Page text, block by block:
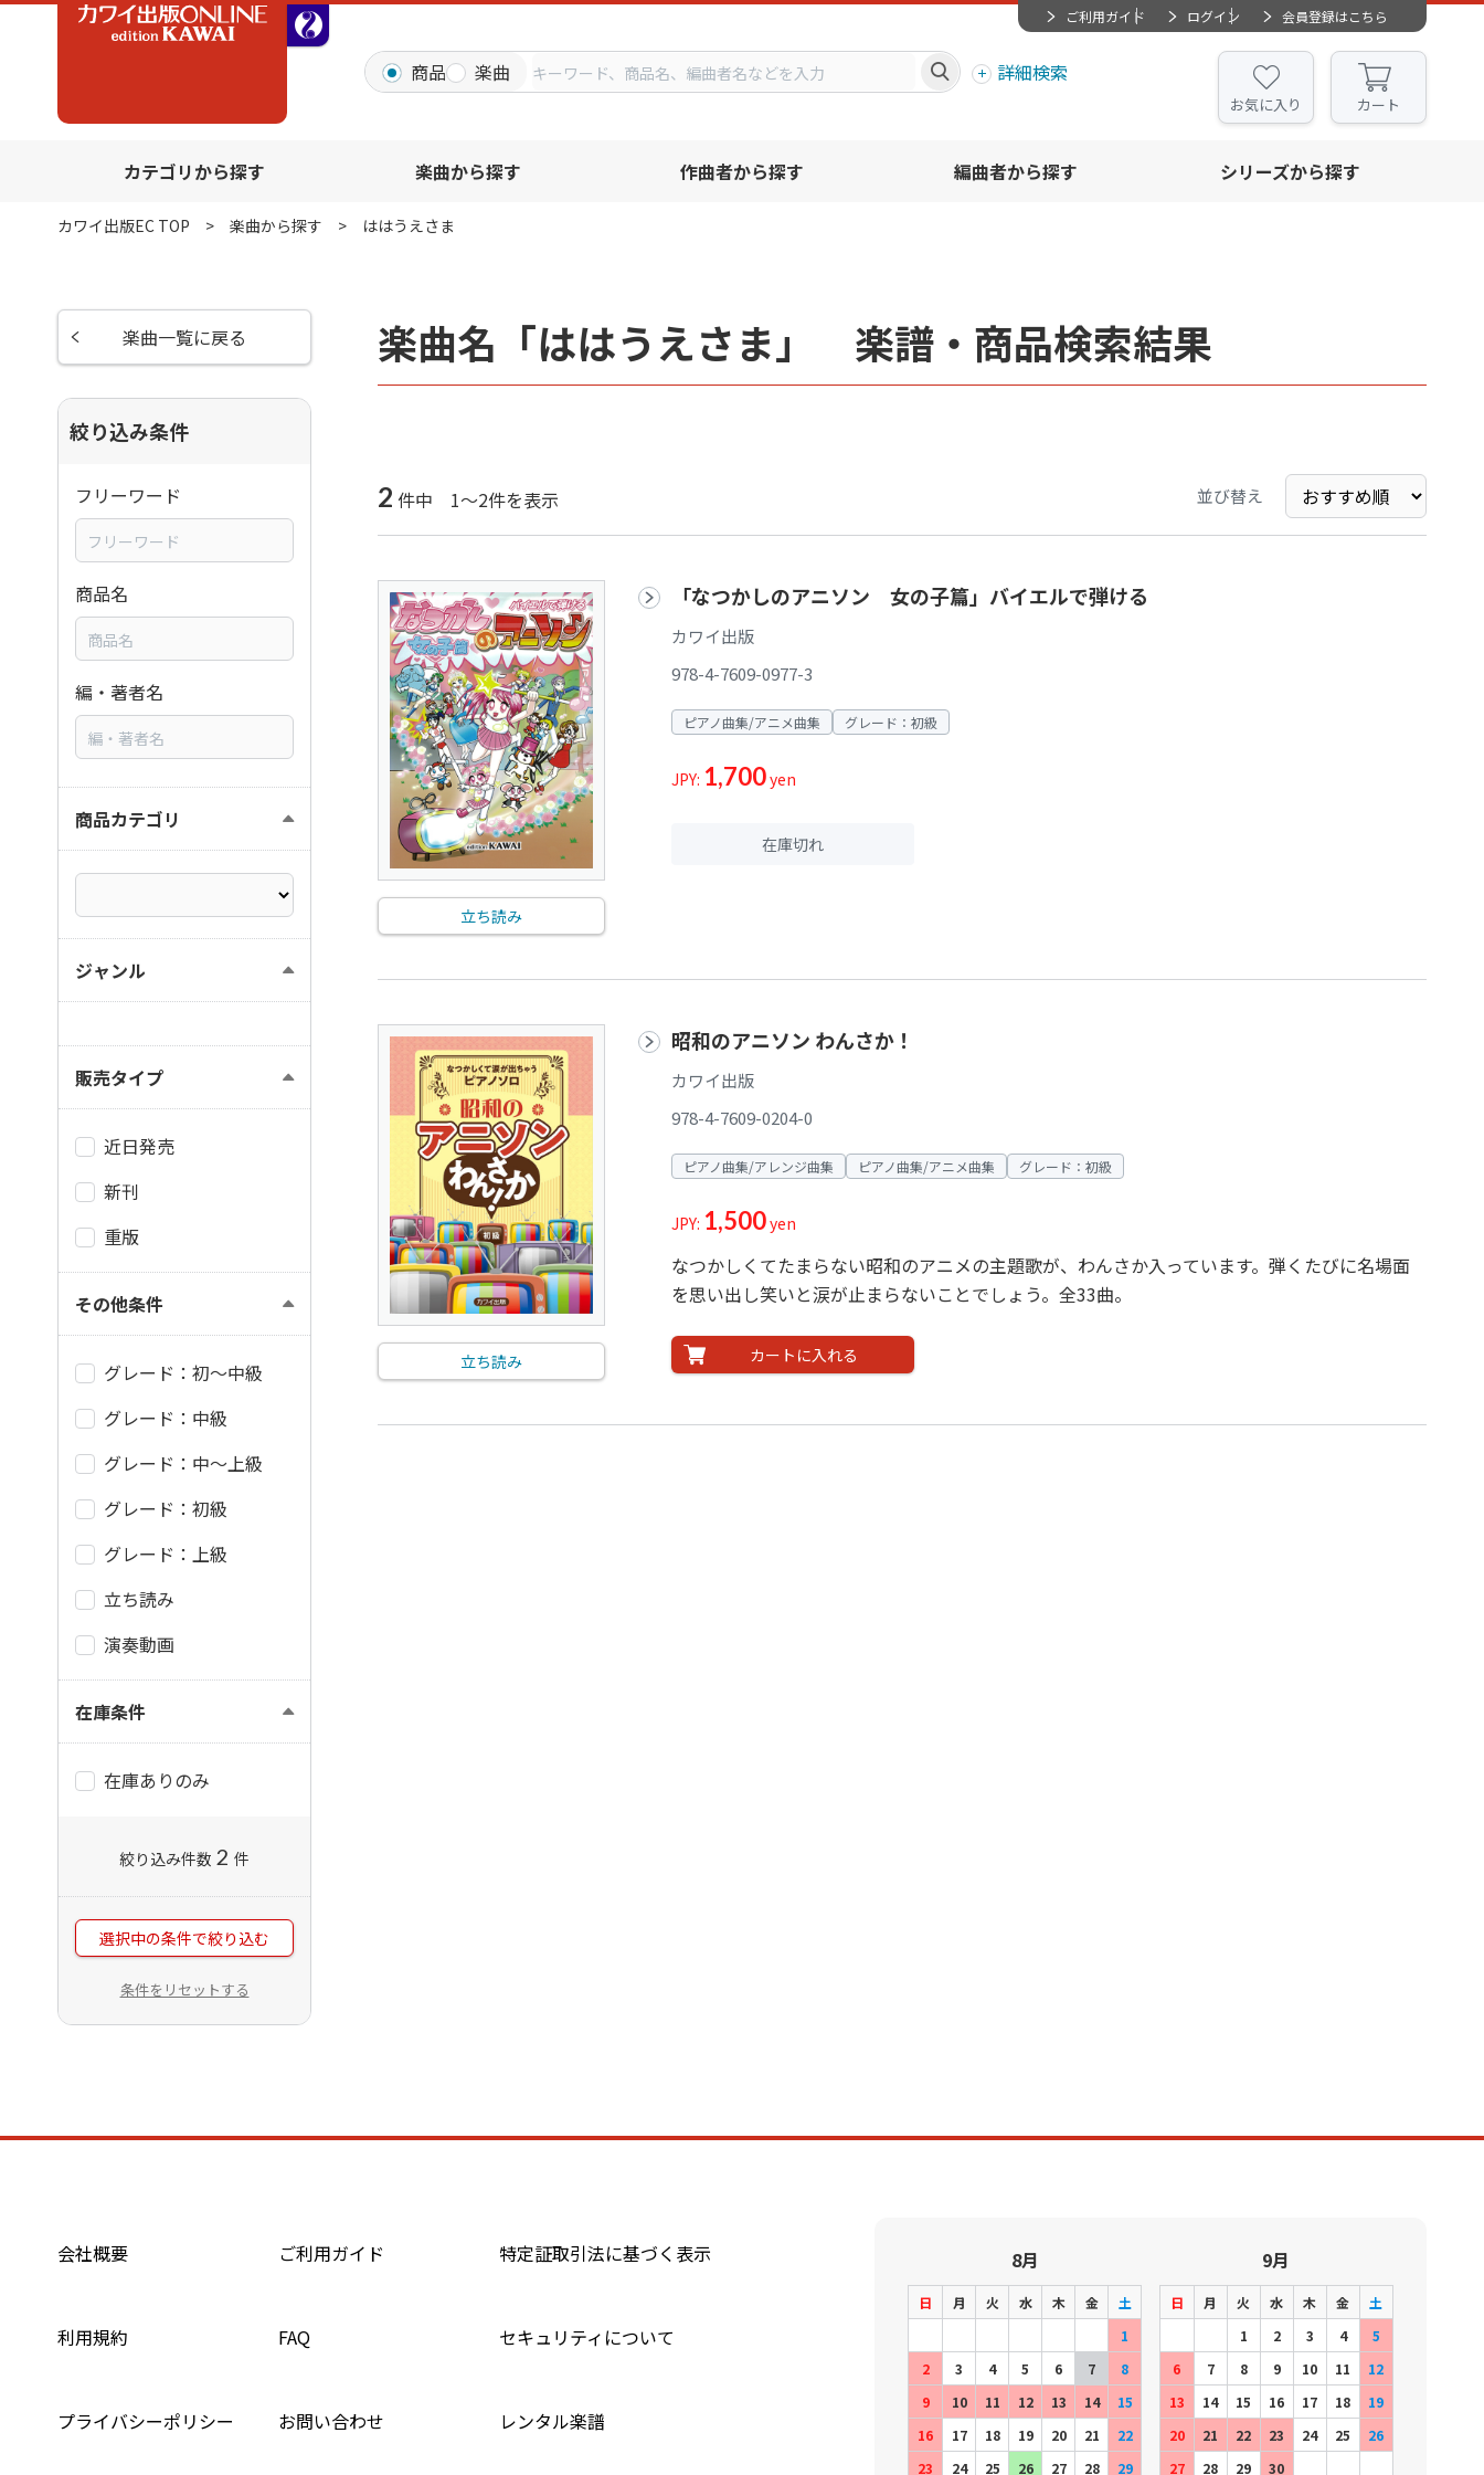
ご利用ガイド ログイン 会員登録はこちら
商品 楽曲 詳細検索
お気に入り カート
カテゴリから探す 楽曲から探す 作曲者から探す 編曲者から探す シリーズから探す
カワイ出版EC TOP 楽曲から探す ははうえさま
楽曲名「ははうえさま」 楽譜・商品検索結果
2 件中 1～2件を表示 並び替え
立ち読み
「なつかしのアニソン 女の子篇」バイエルで弾ける
カワイ出版
978-4-7609-0977-3
ピアノ曲集/アニメ曲集 グレード：初級
JPY: 1,700yen
在庫切れ
立ち読み
昭和のアニソン わんさか！
カワイ出版
978-4-7609-0204-0
ピアノ曲集/アレンジ曲集 ピアノ曲集/アニメ曲集 グレード：初級
JPY: 1,500yen
なつかしくてたまらない昭和のアニメの主題歌が、わんさか入っています。弾くたびに名場面
を思い出し笑いと涙が止まらないことでしょう。全33曲。
カートに入れる
楽曲一覧に戻る
絞り込み条件
フリーワード
商品名
編・著者名
商品カテゴリ
ジャンル
販売タイプ
近日発売
新刊
重版
その他条件
グレード：初～中級
グレード：中級
グレード：中～上級
グレード：初級
グレード：上級
立ち読み
演奏動画
在庫条件
在庫ありのみ
絞り込み件数 2 件
選択中の条件で絞り込む
条件をリセットする
会社概要 ご利用ガイド 特定証取引法に基づく表示
利用規約 FAQ セキュリティについて
プライバシーポリシー お問い合わせ レンタル楽譜
8月
日 月 火 水 木 金
土
1
2
3 4 5 6 7
8
9
10 11 12 13 14
15
16
17 18 19 20 21
22
23
24 25 26 27 28 29
9月
日 月 火 水 木 金
土
1
2 3 4
5
6
7 8 9 10 11
12
13
14 15 16 17 18
19
20
21 22 23 24 25
26
27
28 29 30